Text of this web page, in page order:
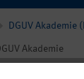
DGUV Akademie
Akademie